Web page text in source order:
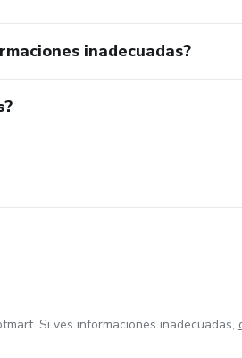
inadecuadas?
Si ves informaciones inadecuadas,